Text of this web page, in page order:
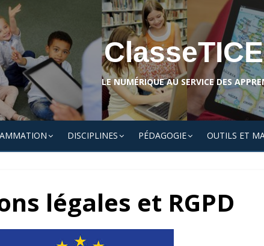
LE NUMÉRIQUE AU SERVICE DES
DISCIPLINES PÉDAGOGIE OUTILS ET
légales et RGPD